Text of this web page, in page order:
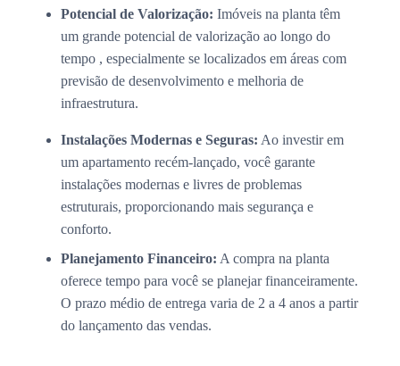
Potencial de Valorização: Imóveis na planta têm
um grande potencial de valorização ao longo do
tempo , especialmente se localizados em áreas com
previsão de desenvolvimento e melhoria de
infraestrutura.
Instalações Modernas e Seguras: Ao investir em
um apartamento recém-lançado, você garante
instalações modernas e livres de problemas
estruturais, proporcionando mais segurança e
conforto.
Planejamento Financeiro: A compra na planta
oferece tempo para você se planejar financeiramente.
O prazo médio de entrega varia de 2 a 4 anos a partir
do lançamento das vendas.